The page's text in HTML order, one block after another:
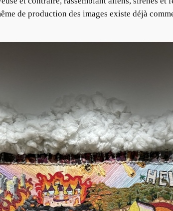
de production des images existe déjà